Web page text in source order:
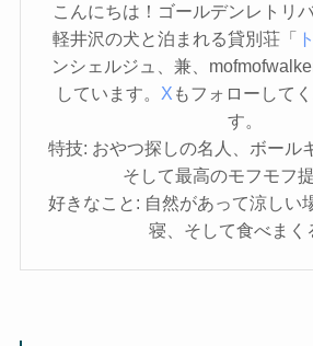
こんにちは！ゴールデンレトリ
軽井沢の犬と泊まれる貸別荘「
ンシェルジュ、兼、
しています。 X もフォローして
す。
特技: おやつ探しの名人、ボール
そして最高のモフモフ
好きなこと: 自然があって涼しい
寝、そして食べまく